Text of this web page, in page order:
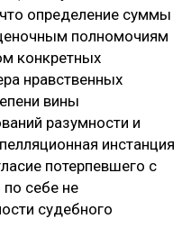
Шотенов Р.К. — отец
погибшей в аварии.
Паку он не
только размера
В суде
что назначенные
соответствуют тяжести
погибшей просил
тенге. В
находясь в состоянии
нарушил правила